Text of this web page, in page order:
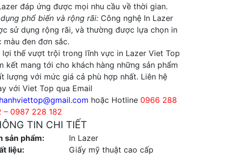
đáp ứng được mọi nhu cầu về thời gian.
phổ biến và rộng rãi:Công nghệ In Lazer
sử dụng rộng rãi, và thường được lựa chọn in
màu đen đơn sắc.
lợi thế vượt trội trong lĩnh vực in Lazer Viet Top
kết mang tới cho khách hàng những sản phẩm
lượng với mức giá cả phù hợp nhất. Liên hệ
với Viet Top qua Email
hoặc Hotline 0966 288
– 0987 228 182
TIN CHI TIẾT
sản phẩm:
liệu:
In Lazer
Giấy mỹ thuật cao cấp